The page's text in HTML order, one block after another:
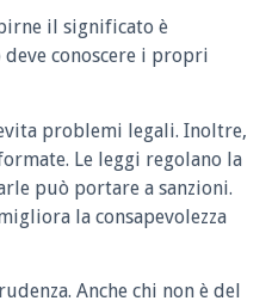
il significato è
conoscere i propri
problemi legali. Inoltre,
Le leggi regolano la
può portare a sanzioni.
la consapevolezza
Anche chi non è del